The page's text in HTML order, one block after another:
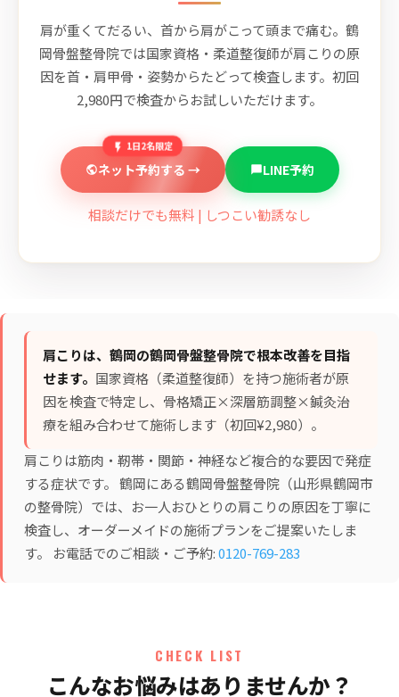
肩が重くてだるい、首から肩がこって頭まで痛む。鶴
岡骨盤整骨院では国家資格・柔道整復師が肩こりの原
因を首・肩甲骨・姿勢からたどって検査します。初回
2,980円で検査からお試しいただけます。
1日2名限定
ネット予約する → LINE予約
相談だけでも無料 | しつこい勧誘なし
肩こりは、鶴岡の鶴岡骨盤整骨院で根本改善を目指
せます。 国家資格（柔道整復師）を持つ施術者が原
因を検査で特定し、 骨格矯正×深層筋調整×鍼灸治
療を組み合わせて施術します（初回¥2,980）。
肩こりは筋肉・靭帯・関節・神経など複合的な要因で発症
する症状です。 鶴岡にある鶴岡骨盤整骨院（山形県鶴岡市
の整骨院）では、お一人おひとりの肩こりの原因を丁寧に
検査し、オーダーメイドの施術プランをご提案いたしま
す。 お電話でのご相談・ご予約:0120-769-283
CHECK LIST
こんなお悩みはありませんか？